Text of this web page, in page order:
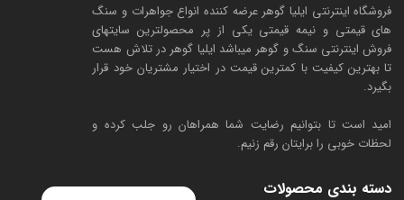
فروشگاه اینترنتی ایلیا گوهر عرضه کننده انواع جواهرات و سنگ
های قیمتی و نیمه قیمتی یکی از پر محصولترین سایتهای
فروش اینترنتی سنگ و گوهر میباشد ایلیا گوهر در تلاش هست
تا بهترین کیفیت با کمترین قیمت در اختیار مشتریان خود قرار
بگیرد.
امید است تا بتوانیم رضایت شما همراهان رو جلب کرده و
لحظات خوبی را برایتان رقم زنیم.
دسته بندی محصولات